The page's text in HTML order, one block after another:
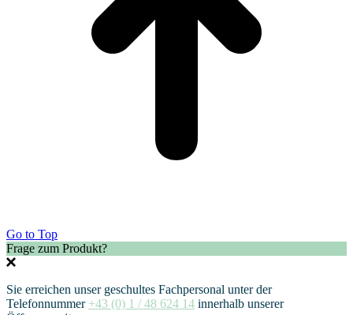
Go to Top
Frage zum Produkt?
Sie erreichen unser geschultes Fachpersonal unter der
Telefonnummer +43 (0) 1 / 48 624 14 innerhalb unserer